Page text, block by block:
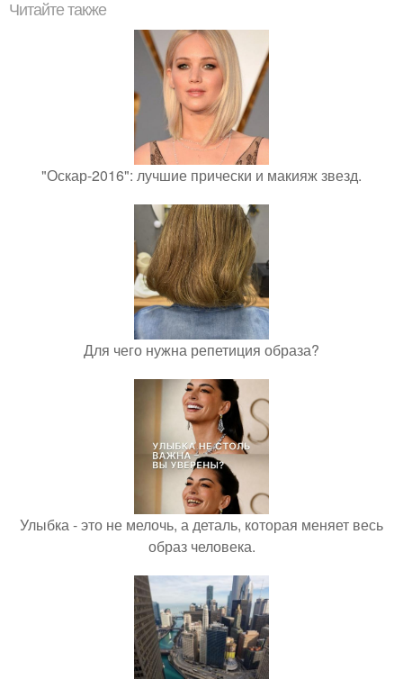
Читайте также
"Оскар-2016": лучшие прически и макияж звезд.
Для чего нужна репетиция образа?
Улыбка - это не мелочь, а деталь, которая меняет весь
образ человека.